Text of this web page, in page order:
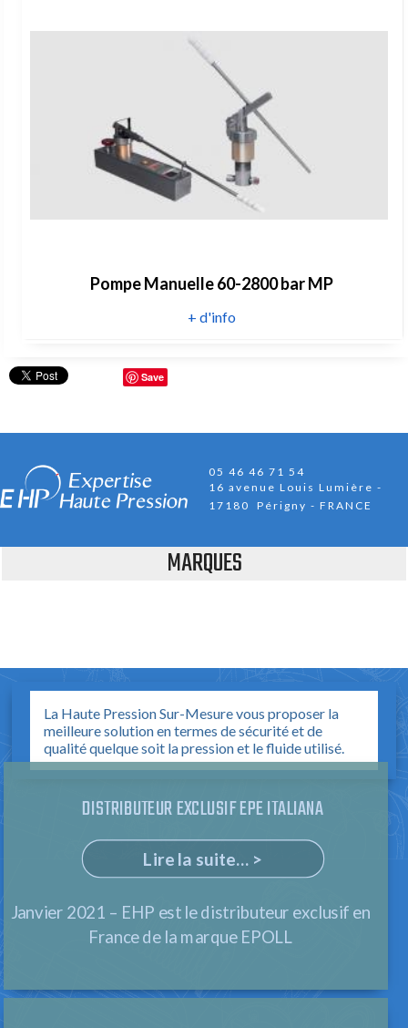
Pompe Manuelle 60-2800 bar MP
+ d'info
Save
05 46 46 71 54
16 avenue Louis Lumière
17180 Périgny - FRANCE
MARQUES
La Haute Pression Sur-Mesure vous proposer la
meilleure solution en termes de sécurité et de
qualité quelque soit la pression et le fluide utilisé.
DISTRIBUTEUR EXCLUSIF EPE ITALIANA
Lire la suite... >
Janvier 2021 – EHP est le distributeur exclusif en
France de la marque EPOLL